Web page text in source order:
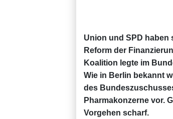
Union und SPD haben
Reform der
Koalition legte im
Wie in Berlin bekannt
des
Pharmakonzerne vor.
Vorgehen scharf.